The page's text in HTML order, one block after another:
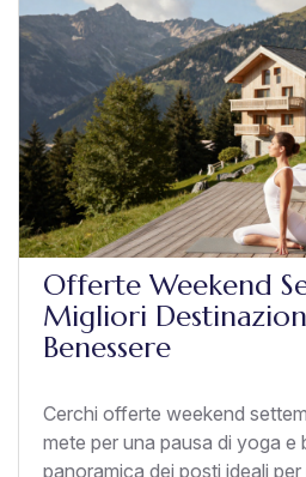
Offerte Weekend
Migliori
Benessere
Cerchi offerte weekend
mete per una pausa di yoga e
panoramica dei posti ideali